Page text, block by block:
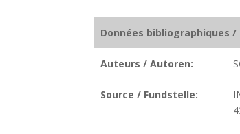
Données bibliographiques
Auteurs / Autoren:
Source / Fundstelle: